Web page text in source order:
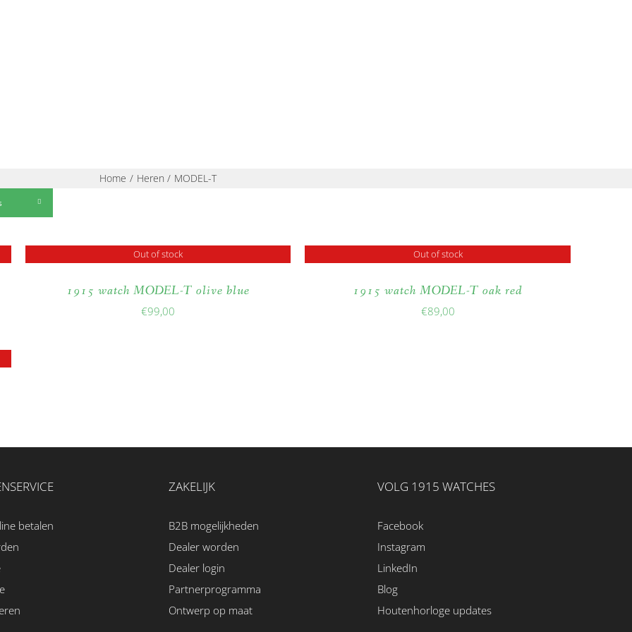
Home Heren MODEL-T
Out of stock
1915 watch MODEL-T olive blue
€99,00
Out of stock
1915 watch MODEL-T oak red
€89,00
betalen
ZAKELIJK
B2B mogelijkheden
Dealer worden
Dealer login
Partnerprogramma
Ontwerp op maat
VOLG 1915 WATCHES
Facebook
Instagram
LinkedIn
Blog
Houtenhorloge updates